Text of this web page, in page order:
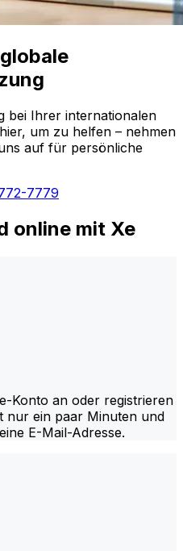
bei Ihrer internationalen
um zu helfen – nehmen
auf für persönliche
7779
online mit Xe
Konto an oder registrieren
nur ein paar Minuten und
E-Mail-Adresse.